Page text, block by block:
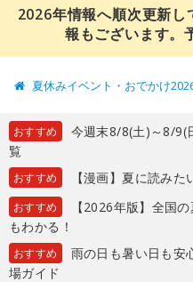
2026年情報へ順次更新
報もございます。
夏休みイベント・おでかけ
おすすめ
今週末8/8(土)～8/9(
覧
おすすめ 【漫画】夏に読み
おすすめ
【2026年版】全国
もわかる！
おすすめ
雨の日も暑い日も安
場ガイド